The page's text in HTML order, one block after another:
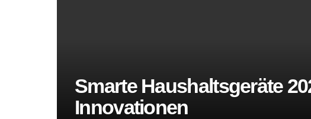
Smarte Haushaltsgeräte
Innovationen